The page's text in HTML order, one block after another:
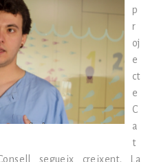
p
r
oj
e
ct
e
C
a
t
segueix creixent. La